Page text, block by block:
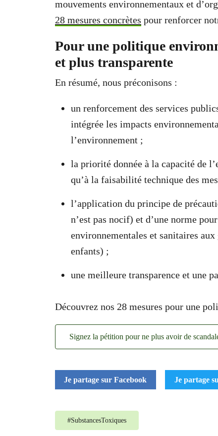
mouvements environnementaux et
28 mesures concrètes pour renforcer
Pour une politique
et plus transparente
En résumé, nous préconisons :
un renforcement des services
intégrée les impacts
l’environnement ;
la priorité donnée à la capacité de
qu’à la faisabilité technique des
l’application du principe de
n’est pas nocif) et d’une norme
environnementales et sanitaires
enfants) ;
une meilleure transparence et une
Découvrez nos 28 mesures pour une
Signez la pétition pour ne plus avoir de
Je partage sur Facebook Je partage
#SubstancesToxiques